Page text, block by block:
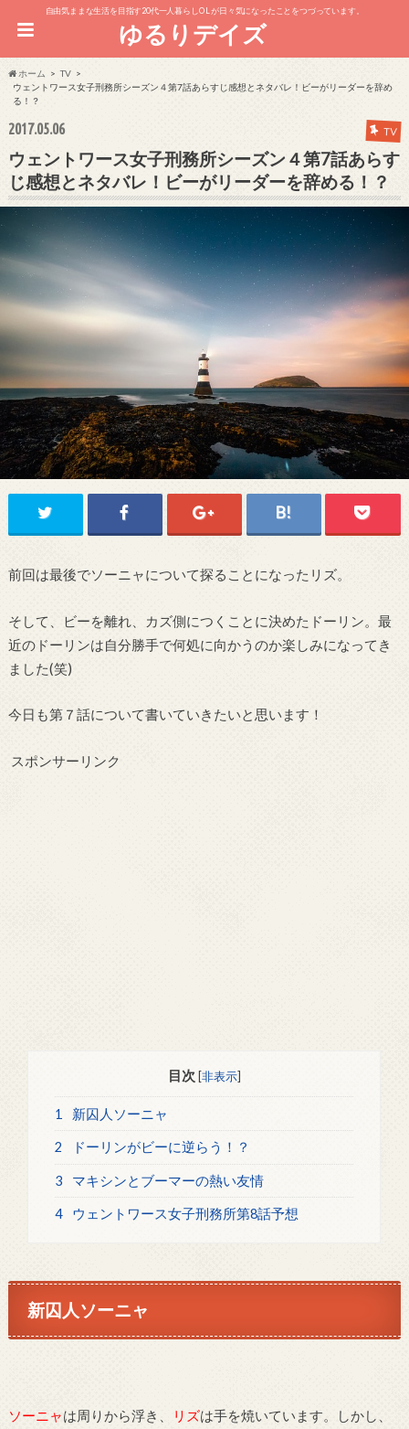
自由気ままな生活を目指す20代一人暮らしOL が日々気になったことをつづっています。
ゆるりデイズ
ホーム
TV
ウェントワース女子刑務所シーズン４第7話あらすじ感想とネタバレ！ビーがリーダーを辞め
る！？
2017.05.06 TV
ウェントワース女子刑務所シーズン４第7話あらす
じ感想とネタバレ！ビーがリーダーを辞める！？
前回は最後でソーニャについて探ることになったリズ。
そして、ビーを離れ、カズ側につくことに決めたドーリン。最
近のドーリンは自分勝手で何処に向かうのか楽しみになってき
ました(笑)
今日も第７話について書いていきたいと思います！
スポンサーリンク
目次 [非表示]
1 新囚人ソーニャ
2 ドーリンがビーに逆らう！？
3 マキシンとブーマーの熱い友情
4 ウェントワース女子刑務所第8話予想
新囚人ソーニャ
ソーニャは周りから浮き、 リズは手を焼いています。しかし、